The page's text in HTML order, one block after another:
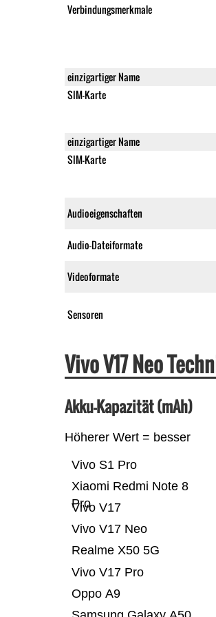
Verbindungsmerkmale
einzigartiger Name
SIM-Karte
einzigartiger Name
SIM-Karte
Audioeigenschaften
Audio-Dateiformate
Videoformate
Sensoren
Vivo V17 Neo
Akku-Kapazität (mAh)
Höherer Wert = besser
Oppo A9
Vivo V17 Pro
Realme X50 5G
Vivo V17 Neo
Vivo V17
Xiaomi Redmi Note 8
Pro
Vivo S1 Pro